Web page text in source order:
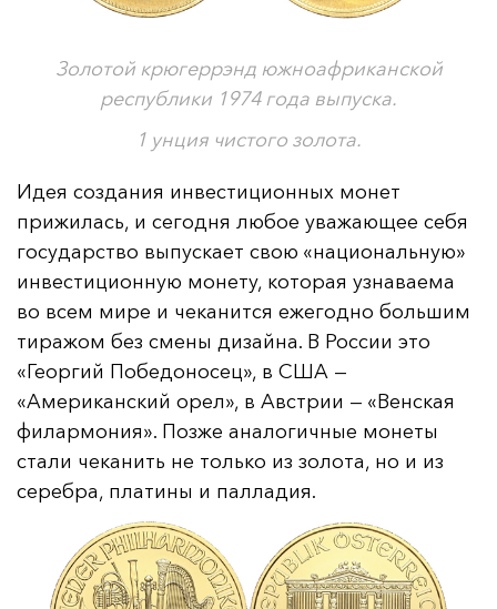
Золотой крюгеррэнд южноафриканской
республики 1974 года выпуска.
1 унция чистого золота.
Идея создания инвестиционных монет
прижилась, и сегодня любое уважающее себя
государство выпускает свою «национальную»
инвестиционную монету, которая узнаваема
во всем мире и чеканится ежегодно большим
тиражом без смены дизайна. В России это
«Георгий Победоносец», в США —
«Американский орел», в Австрии — «Венская
филармония». Позже аналогичные монеты
стали чеканить не только из золота, но и из
серебра, платины и палладия.